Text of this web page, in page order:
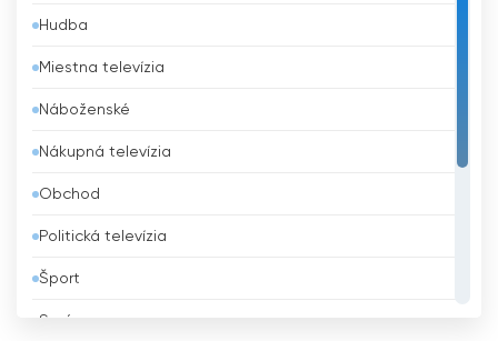
Barbados
Belgicko
Belize
Benin
Bhután
Bielorusko
Bolívia
Hudba
Miestna televízia
Náboženské
Nákupná televízia
Obchod
Politická televízia
Šport
Správy